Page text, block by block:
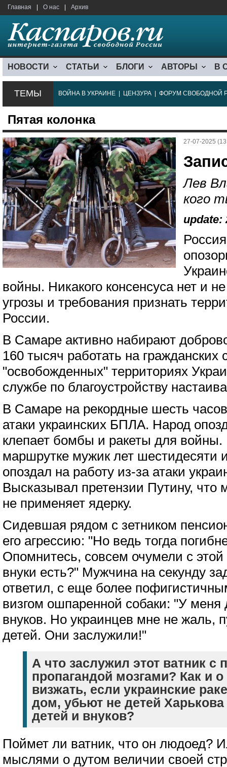
Главная О нас Архив
НОВОСТИ СТАТЬИ БЛОГИ АВТОРЫ В
ТЕМЫ ВОЙНА В УКРАИНЕ ЦЕНЗУРА ФОРУМ СВОБОДНОЙ
Пятая колонка
27-07-2025
Лев
кого
update:
войны. Никакого консенсуса нет и
угрозы и требования признать
России.
В Самаре активно набирают
160 тысяч работать на гражданских
"освобожденных" территориях
службе по благоустройству
В Самаре на рекордные шесть
атаки украинских БПЛА. Народ
клепает бомбы и ракеты для
маршрутке мужик лет шестидесяти
опоздал на работу из-за атаки
Высказывал претензии Путину, что
не применяет ядерку.
Сидевшая рядом с зетником
его агрессию: "Но ведь тогда
Опомнитесь, совсем очумели с
внуки есть?" Мужчина на секунду
ответил, с еще более
визгом ошпаренной собаки: "У меня
внуков. Но украинцев мне не жаль,
детей. Они заслужили!"
А что заслужил этот ватник
пропагандой мозгами? Как и
визжать, если украинские
дом, убьют не детей
детей и внуков?
Поймет ли ватник, что он людоед?
мыслями о дутом величии своей